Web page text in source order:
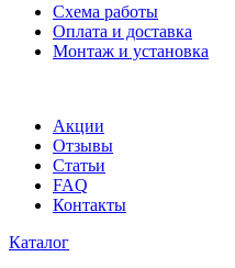
Схема работы
Оплата и доставка
Монтаж и установка
Акции
Отзывы
Статьи
FAQ
Контакты
Каталог